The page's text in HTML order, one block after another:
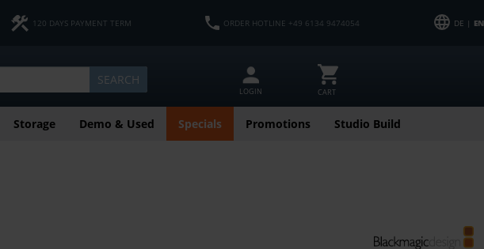
120 DAYS PAYMENT TERM ORDER HOTLINE +49 6134 9474054 DE | EN
SEARCH
LOGIN CART
Storage Demo & Used Specials Promotions Studio Build